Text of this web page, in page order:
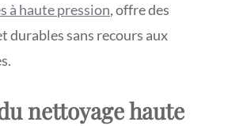
à haute pression, offre des
durables sans recours aux
nettoyage haute